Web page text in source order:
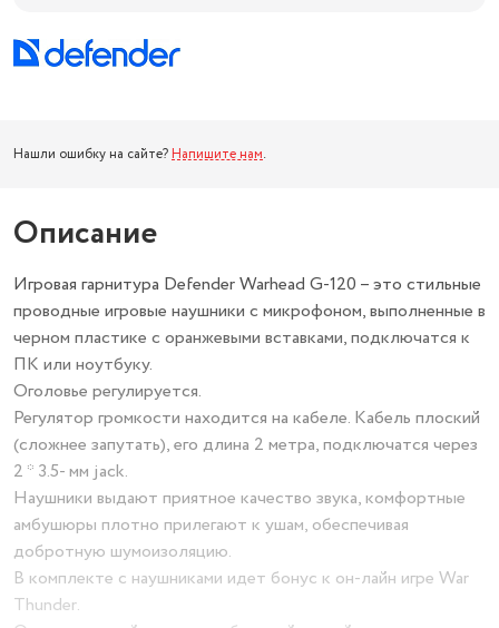
Нашли ошибку на сайте? Напишите нам.
Описание
Игровая гарнитура Defender Warhead G-120 – это стильные
проводные игровые наушники с микрофоном, выполненные в
черном пластике с оранжевыми вставками, подключатся к
ПК или ноутбуку.
Оголовье регулируется.
Регулятор громкости находится на кабеле. Кабель плоский
(сложнее запутать), его длина 2 метра, подключатся через
2 * 3.5- мм jack.
Наушники выдают приятное качество звука, комфортные
амбушюры плотно прилегают к ушам, обеспечивая
добротную шумоизоляцию.
В комплекте с наушниками идет бонус к он-лайн игре War
Thunder.